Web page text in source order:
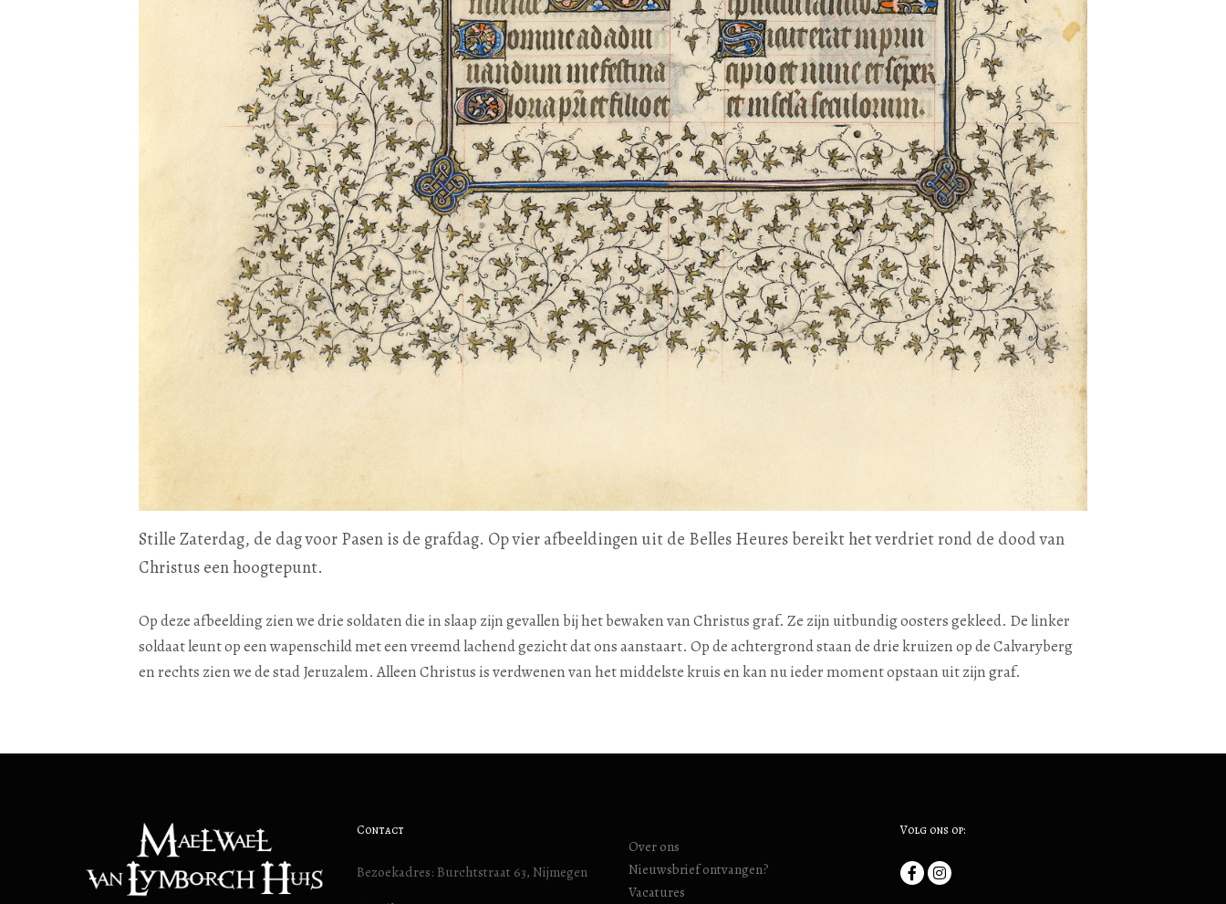
Stille Zaterdag, de dag voor Pasen is de grafdag. Op vier afbeeldingen uit de Belles Heures bereikt het verdriet rond de dood van
Christus een hoogtepunt.
Op deze afbeelding zien we drie soldaten die in slaap zijn gevallen bij het bewaken van Christus graf. Ze zijn uitbundig oosters gekleed. De linker
soldaat leunt op een wapenschild met een vreemd lachend gezicht dat ons aanstaart. Op de achtergrond staan de drie kruizen op de Calvaryberg
en rechts zien we de stad Jeruzalem. Alleen Christus is verdwenen van het middelste kruis en kan nu ieder moment opstaan uit zijn graf.
Contact
Bezoekadres: Burchtstraat 63, Nijmegen
Over ons
Nieuwsbrief ontvangen?
Vacatures
Volg ons op: